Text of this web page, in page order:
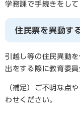
学務課で手続きをして
住民票を異動す
引越し等の住民異動
出をする際に教育委
（補足）ご不明な点
わせください。